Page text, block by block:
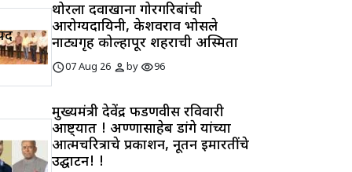
थोरला दवाखाना गोरगरिबांची
आरोग्यदायिनी, केशवराव भोसले
नाट्यगृह कोल्हापूर शहराची अस्मिता
schedule07 Aug 26 personby visibility96
मुख्यमंत्री देवेंद्र फडणवीस रविवारी
आष्ट्यात ! अण्णासाहेब डांगे यांच्या
आत्मचरित्राचे प्रकाशन, नूतन इमारतींचे
उद्घाटन! !